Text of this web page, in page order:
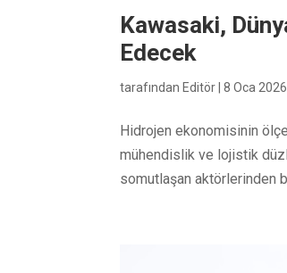
Kawasaki,
Edecek
tarafından Editör |8 Oca 2026
Hidrojen ekonomisinin
mühendislik ve lojistik
somutlaşan aktörlerinden